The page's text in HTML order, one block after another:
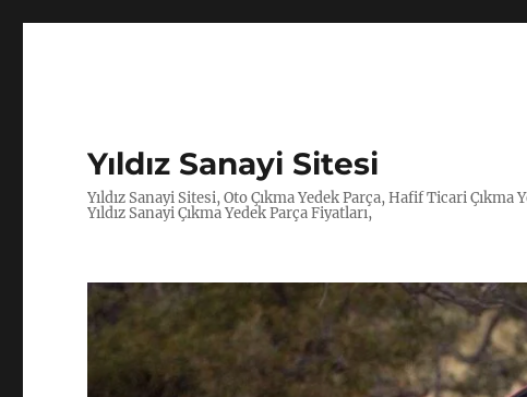
Yıldız Sanayi Sitesi
Yıldız Sanayi Sitesi, Oto Çıkma Yedek Parça, Hafif Ticari
Yıldız Sanayi Çıkma Yedek Parça Fiyatları,